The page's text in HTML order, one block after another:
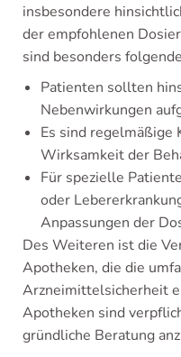
insbesondere
der empfohlenen
sind besonders
Patienten sollten
Nebenwirkungen
Es sind
Wirksamkeit der
Für spezielle
oder
Anpassungen der
Des Weiteren ist die
Apotheken, die die
Arzneimittelsicherheit
Apotheken sind
gründliche Beratung